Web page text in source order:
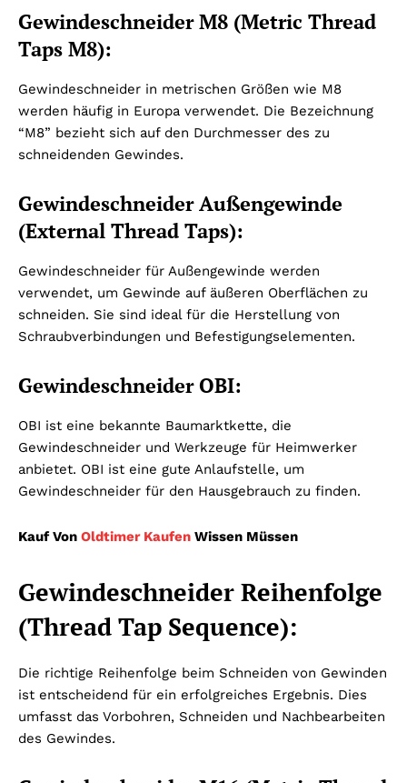
Gewindeschneider M8 (Metric Thread
Taps M8):
Gewindeschneider in metrischen Größen wie M8
werden häufig in Europa verwendet. Die Bezeichnung
“M8” bezieht sich auf den Durchmesser des zu
schneidenden Gewindes.
Gewindeschneider Außengewinde
(External Thread Taps):
Gewindeschneider für Außengewinde werden
verwendet, um Gewinde auf äußeren Oberflächen zu
schneiden. Sie sind ideal für die Herstellung von
Schraubverbindungen und Befestigungselementen.
Gewindeschneider OBI:
OBI ist eine bekannte Baumarktkette, die
Gewindeschneider und Werkzeuge für Heimwerker
anbietet. OBI ist eine gute Anlaufstelle, um
Gewindeschneider für den Hausgebrauch zu finden.
Kauf Von Oldtimer Kaufen Wissen Müssen
Gewindeschneider Reihenfolge
(Thread Tap Sequence):
Die richtige Reihenfolge beim Schneiden von Gewinden
ist entscheidend für ein erfolgreiches Ergebnis. Dies
umfasst das Vorbohren, Schneiden und Nachbearbeiten
des Gewindes.